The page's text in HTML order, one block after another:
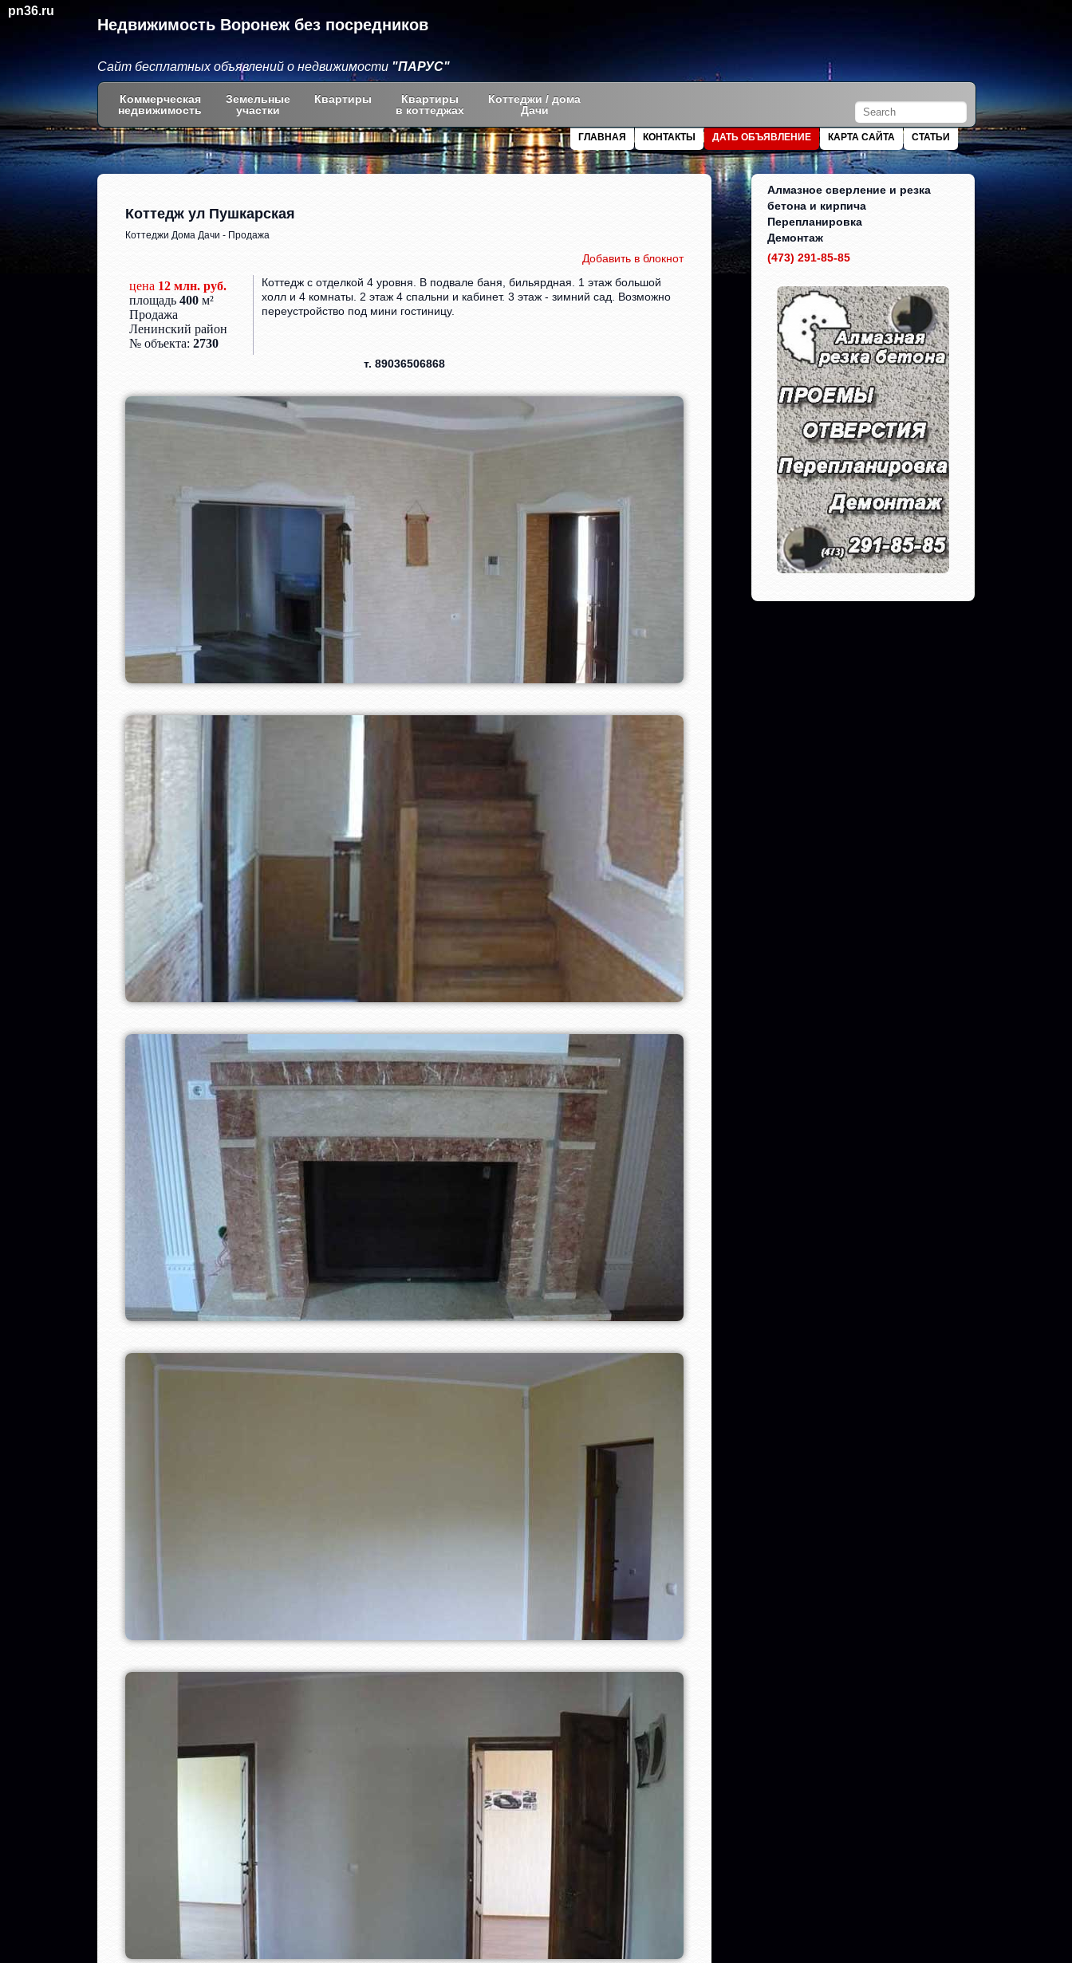
pn36.ru
Недвижимость Воронеж без посредников
Сайт бесплатных объявлений о недвижимости "ПАРУС"
Коммерческая
недвижимость
Земельные
участки
Квартиры
Квартиры
в коттеджах
Коттеджи / дома
Дачи
СТАТЬИ
КАРТА САЙТА
ДАТЬ ОБЪЯВЛЕНИЕ
КОНТАКТЫ
ГЛАВНАЯ
Коттедж ул Пушкарская
Коттеджи Дома Дачи - Продажа
Добавить в блокнот
цена 12 млн. руб.
площадь 400 м²
Продажа
Ленинский район
№ объекта: 2730
Коттедж с отделкой 4 уровня. В подвале баня, бильярдная. 1 этаж большой
холл и 4 комнаты. 2 этаж 4 спальни и кабинет. 3 этаж - зимний сад. Возможно
переустройство под мини гостиницу.
т. 89036506868
Алмазное сверление и резка
бетона и кирпича
Перепланировка
Демонтаж
(473) 291-85-85